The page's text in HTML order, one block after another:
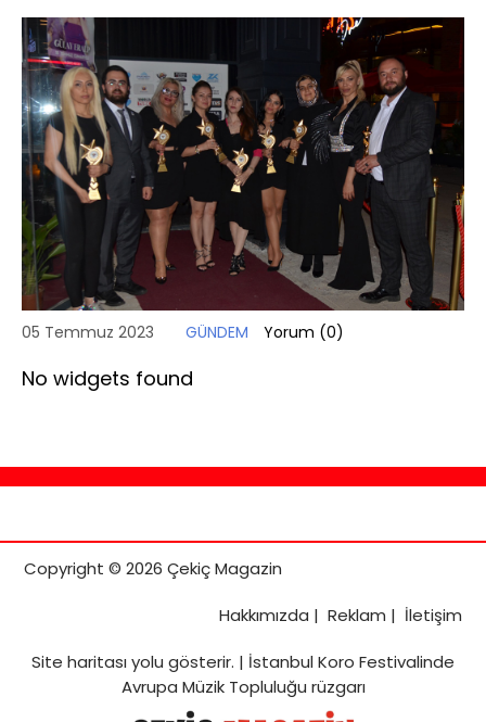
05 Temmuz 2023 GÜNDEM Yorum (0)
No widgets found
Copyright © 2026 Çekiç Magazin
Hakkımızda | Reklam | İletişim
Site haritasıyolu gösterir. | İstanbul Koro Festivalinde
Avrupa Müzik Topluluğu rüzgarı